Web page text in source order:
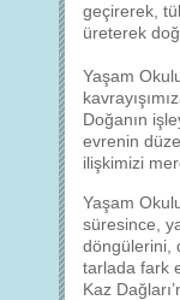
geçirerek,
üreterek
Yaşam
Doğanın
evrenin
ilişkimizi
Yaşam
süresince,
döngülerini,
tarlada fark
Kaz